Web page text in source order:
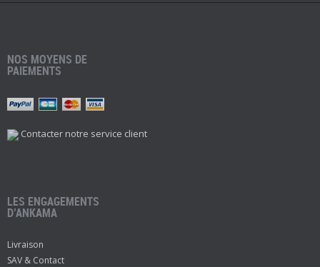
NOS MOYENS DE
PAIEMENTS
Contacter notre service client
LES ENGAGEMENTS
D’ANKAMA
Livraison
SAV & Contact